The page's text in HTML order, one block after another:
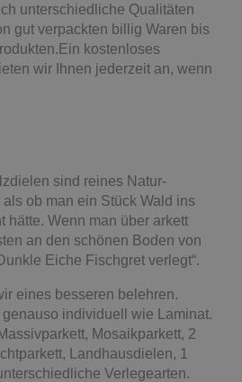
unterschiedliche Qualitäten
gut verpackten billig Waren bis
kostenloses
wir Ihnen jederzeit an, wenn
sind reines Natur-
ob man ein Stück Wald ins
hätte. Wenn man über arkett
an den schönen Boden von
Eiche Fischgret verlegt“.
eines besseren belehren.
genauso individuell wie Laminat.
Mosaikparkett, 2
Landhausdielen, 1
Verlegearten.